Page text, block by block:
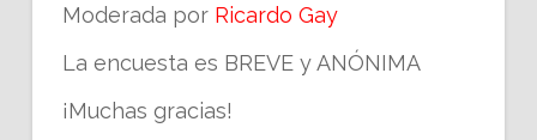
Moderada por Ricardo Gay
La encuesta es BREVE y ANÓNIMA
¡Muchas gracias!